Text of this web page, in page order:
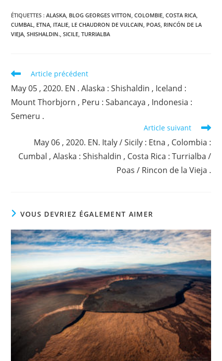
ÉTIQUETTES :ALASKA, BLOG GEORGES VITTON, COLOMBIE, COSTA RICA,
CUMBAL, ETNA, ITALIE, LE CHAUDRON DE VULCAIN, POAS, RINCÓN DE LA
VIEJA, SHISHALDIN., SICILE, TURRIALBA
Read
articles
Article précédent
May 05 , 2020. EN . Alaska : Shishaldin , Iceland :
Mount Thorbjorn , Peru : Sabancaya , Indonesia :
Semeru .
Article suivant
May 06 , 2020. EN. Italy / Sicily : Etna , Colombia :
Cumbal , Alaska : Shishaldin , Costa Rica : Turrialba /
Poas / Rincon de la Vieja .
VOUS DEVRIEZ ÉGALEMENT AIMER